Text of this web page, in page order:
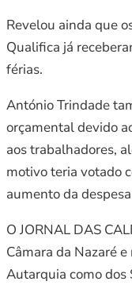
Revelou ainda que
Qualifica já
férias.
António Trindade
orçamental devido
aos trabalhadores,
motivo teria votado
aumento da
O JORNAL DAS
Câmara da Nazaré
Autarquia como dos